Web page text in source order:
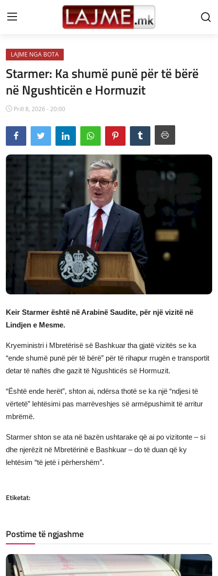
Shtëpi
LAJME MAQEDONI
SHQIPERI
KOSOVA
LAJME NGA BOTA
SHOWBIZ
SPORT
SHENDETI
JETA
Gallery
Shqip
LAJME NGA BOTA
Starmer: Ka shumë punë për të bërë
në Ngushticën e Hormuzit
Prill 8, 2026 - 20:00
Keir Starmer është në Arabinë Saudite, për një vizitë në
Lindjen e Mesme.
Kryeministri i Mbretërisë së Bashkuar tha gjatë vizitës se ka
“ende shumë punë për të bërë” për të rihapur rrugën e transportit
detar të naftës dhe gazit të Ngushticës së Hormuzit.
“Është ende herët”, shton ai, ndërsa thotë se ka një “ndjesi të
vërtetë” lehtësimi pas marrëveshjes së armëpushimit të arritur
mbrëmë.
Starmer shton se ata në bazën ushtarake që ai po vizitonte – si
dhe njerëzit në Mbretërinë e Bashkuar – do të duan që ky
lehtësim “të jetë i përhershëm”.
Etiketat:
Postime të ngjashme